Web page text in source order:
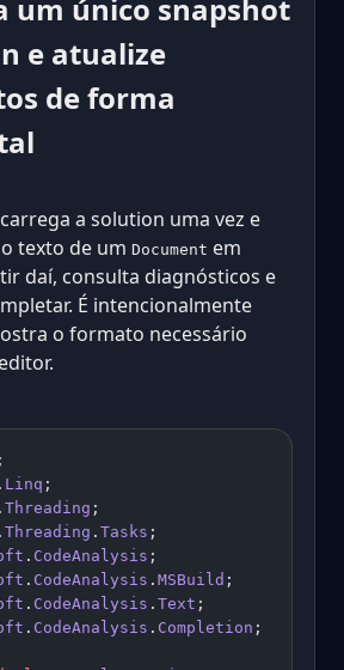
um único snapshot
e atualize
de forma
a solution uma vez e
texto de um Document em
daí, consulta diagnósticos e
É intencionalmente
o formato necessário
;
. Linq ;
. Threading ;
. Threading . Tasks ;
. CodeAnalysis ;
. CodeAnalysis . MSBuild ;
. CodeAnalysis . Text ;
. CodeAnalysis . Completion ;